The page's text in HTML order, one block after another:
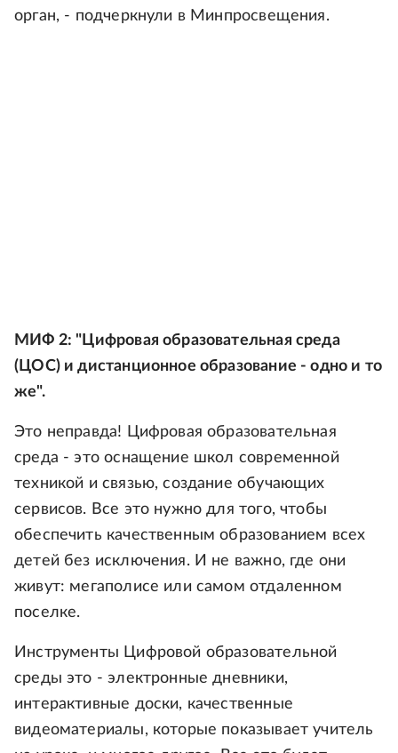
орган, - подчеркнули в Минпросвещения.
МИФ 2: "Цифровая образовательная среда
(ЦОС) и дистанционное образование - одно и то
же".
Это неправда! Цифровая образовательная
среда - это оснащение школ современной
техникой и связью, создание обучающих
сервисов. Все это нужно для того, чтобы
обеспечить качественным образованием всех
детей без исключения. И не важно, где они
живут: мегаполисе или самом отдаленном
поселке.
Инструменты Цифровой образовательной
среды это - электронные дневники,
интерактивные доски, качественные
видеоматериалы, которые показывает учитель